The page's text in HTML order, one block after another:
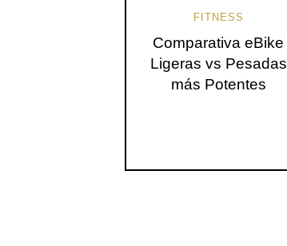
FITNESS
Comparativa eBike
Ligeras vs Pesadas
más Potentes